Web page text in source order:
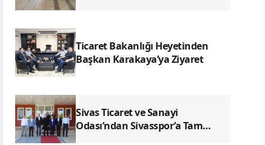
Ticaret Bakanlığı Heyetinden
Başkan Karakaya’ya Ziyaret
Sivas Ticaret ve Sanayi
Odası’ndan Sivasspor’a Tam